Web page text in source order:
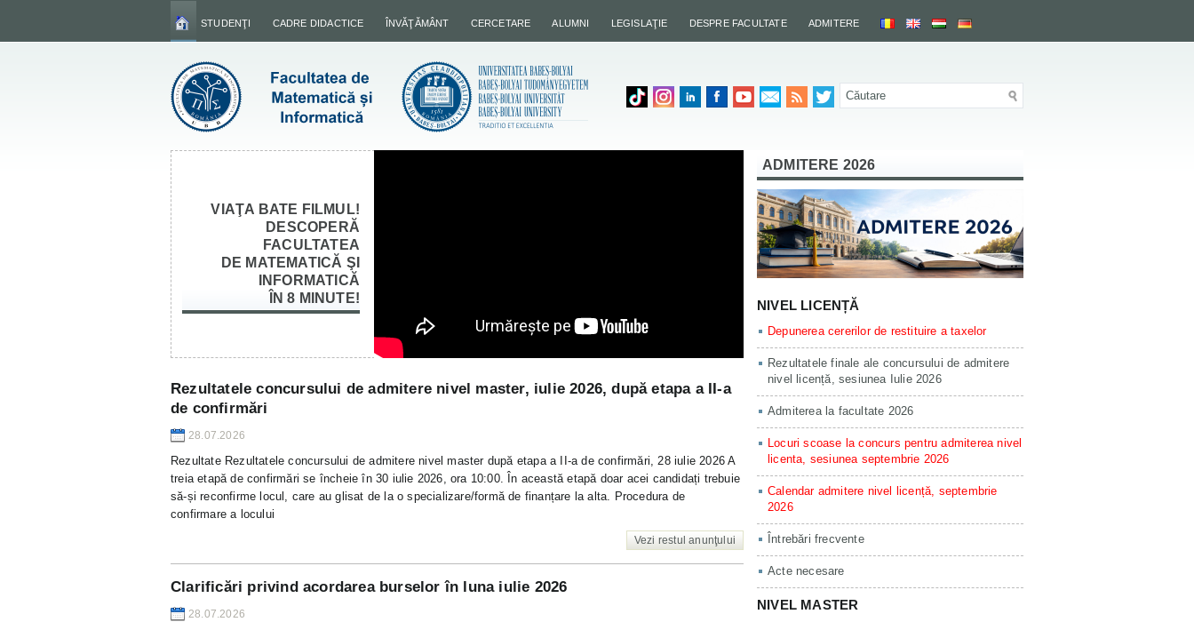
STUDENŢI CADRE DIDACTICE ÎNVĂŢĂMÂNT CERCETARE ALUMNI LEGISLAŢIE DESPRE FACULTATE ADMITERE
VIAŢA BATE FILMUL!
DESCOPERĂ
FACULTATEA
DE MATEMATICĂ ŞI
INFORMATICĂ
ÎN 8 MINUTE!
Rezultatele concursului de admitere nivel master, iulie 2026, după etapa a II-a
de confirmări
28.07.2026
Rezultate Rezultatele concursului de admitere nivel master după etapa a II-a de confirmări, 28 iulie 2026 A
treia etapă de confirmări se încheie în 30 iulie 2026, ora 10:00. În această etapă doar acei candidați trebuie
să-și reconfirme locul, care au glisat de la o specializare/formă de finanțare la alta. Procedura de
confirmare a locului
Vezi restul anunţului
Clarificări privind acordarea burselor în luna iulie 2026
28.07.2026
ADMITERE 2026
NIVEL LICENȚĂ
Depunerea cererilor de restituire a taxelor
Rezultatele finale ale concursului de admitere
nivel licență, sesiunea Iulie 2026
Admiterea la facultate 2026
Locuri scoase la concurs pentru admiterea nivel
licenta, sesiunea septembrie 2026
Calendar admitere nivel licență, septembrie
2026
Întrebări frecvente
Acte necesare
NIVEL MASTER